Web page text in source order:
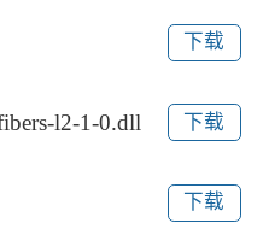
下载
l2-1-0.dll 下载
下载